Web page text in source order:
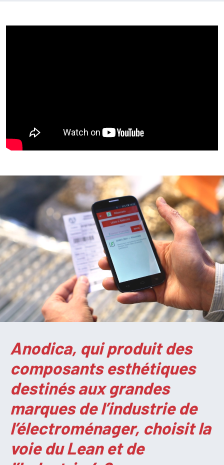
Anodica, qui produit des
composants esthétiques
destinés aux grandes
marques de l’industrie de
l’électroménager, choisit la
voie du Lean et de